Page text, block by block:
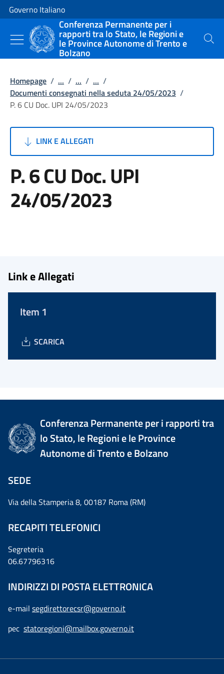
Vai al contenuto
Vai alla navigazione del sito
Governo Italiano
Conferenza Permanente per i
rapporti tra lo Stato, le Regioni e
le Province Autonome di Trento e
Bolzano
Cerca
Homepage / ... / ... / ... /
Documenti consegnati nella seduta 24/05/2023 /
P. 6 CU Doc. UPI 24/05/2023
LINK E ALLEGATI
P. 6 CU Doc. UPI
24/05/2023
Link e Allegati
Item 1
SCARICA
Conferenza Permanente per i rapporti tra
lo Stato, le Regioni e le Province
Autonome di Trento e Bolzano
SEDE
Via della Stamperia 8, 00187 Roma (RM)
RECAPITI TELEFONICI
Segreteria
06.67796316
INDIRIZZI DI POSTA ELETTRONICA
e-mail segdirettorecsr@governo.it
pec statoregioni@mailbox.governo.it